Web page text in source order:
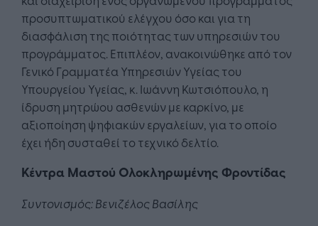
προσυπτωματικού ελέγχου όσο και για τη
διασφάλιση της ποιότητας των υπηρεσιών του
προγράμματος. Επιπλέον, ανακοινώθηκε από τον
Γενικό Γραμματέα Υπηρεσιών Υγείας του
Υπουργείου Υγείας, κ. Ιωάννη Κωτσιόπουλο, η
ίδρυση μητρώου ασθενών με καρκίνο, με
αξιοποίηση ψηφιακών εργαλείων, για το οποίο
έχει ήδη συσταθεί το τεχνικό δελτίο.
Κέντρα Μαστού Ολοκληρωμένης Φροντίδας
Συντονισμός: Βενιζέλος Βασίλης